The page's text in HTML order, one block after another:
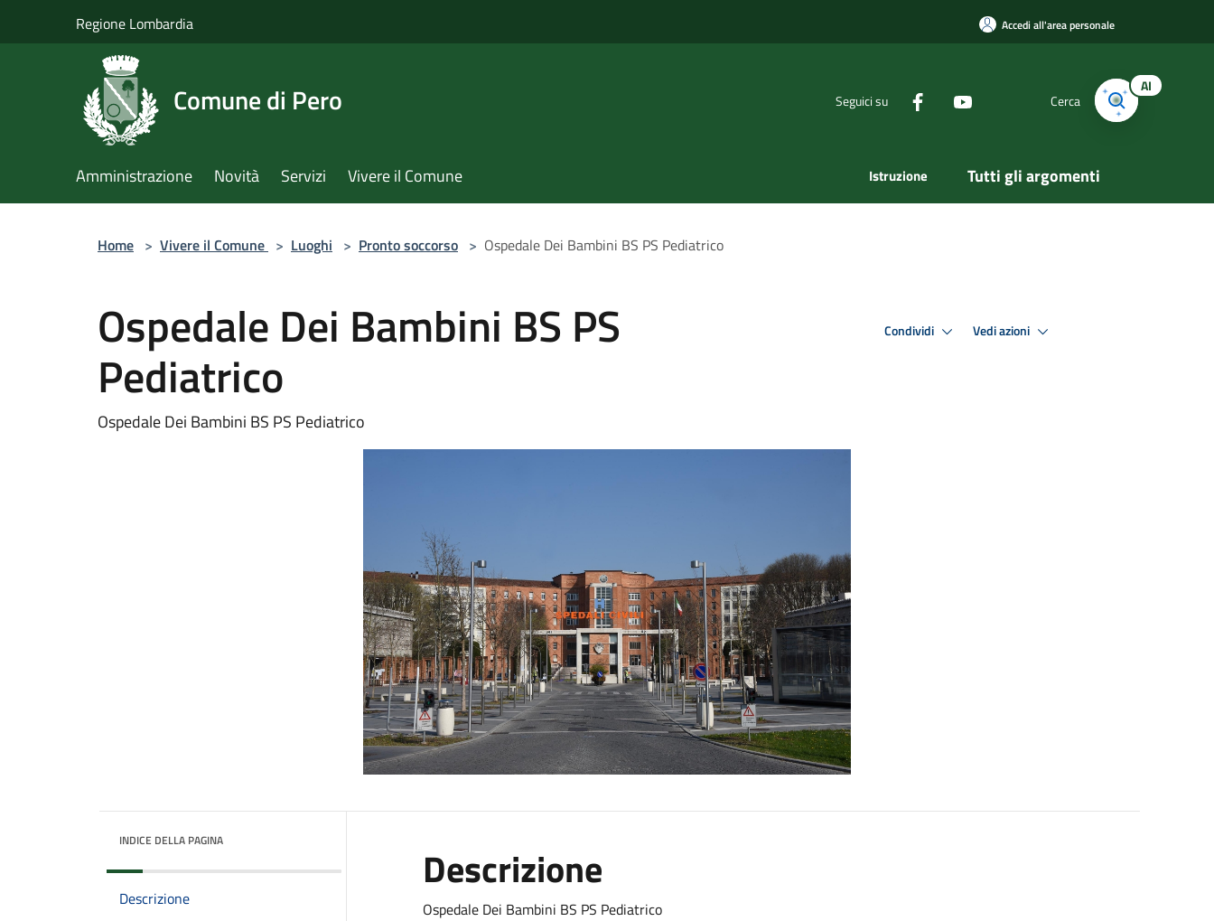
Regione Lombardia Accedi all'area personale
Comune di Pero Seguici su Cerca
AI
Amministrazione Novità Servizi Vivere il Comune Istruzione Tutti gli argomenti
Home > Vivere il Comune > Luoghi > Pronto soccorso > Ospedale Dei Bambini BS PS Pediatrico
Ospedale Dei Bambini BS PS
Pediatrico
Ospedale Dei Bambini BS PS Pediatrico
Condividi Vedi azioni
INDICE DELLA PAGINA
Descrizione
Descrizione
Ospedale Dei Bambini BS PS Pediatrico